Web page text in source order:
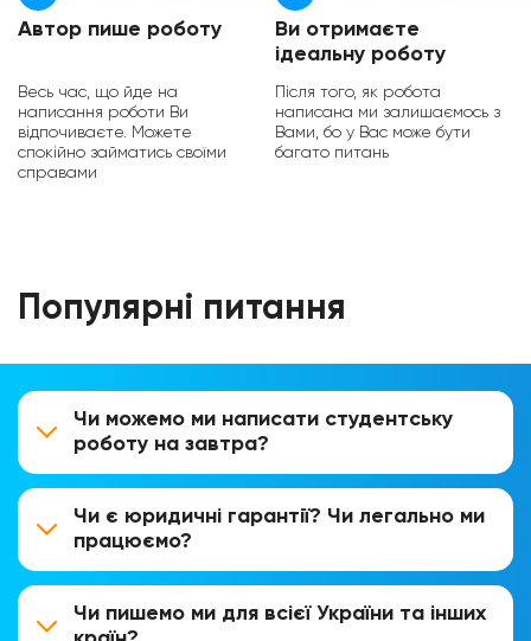
Автор пише роботу
Весь час, що йде на
написання роботи Ви
відпочиваєте. Можете
спокійно займатись своїми
справами
Ви отримаєте
ідеальну роботу
Після того, як робота
написана ми залишаємось з
Вами, бо у Вас може бути
багато питань
Популярні питання
Чи можемо ми написати студентську
роботу на завтра?
Чи є юридичні гарантії? Чи легально ми
працюємо?
Чи пишемо ми для всієї України та інших